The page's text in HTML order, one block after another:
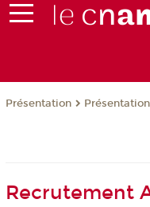
Présentation Présentation
Recrutement